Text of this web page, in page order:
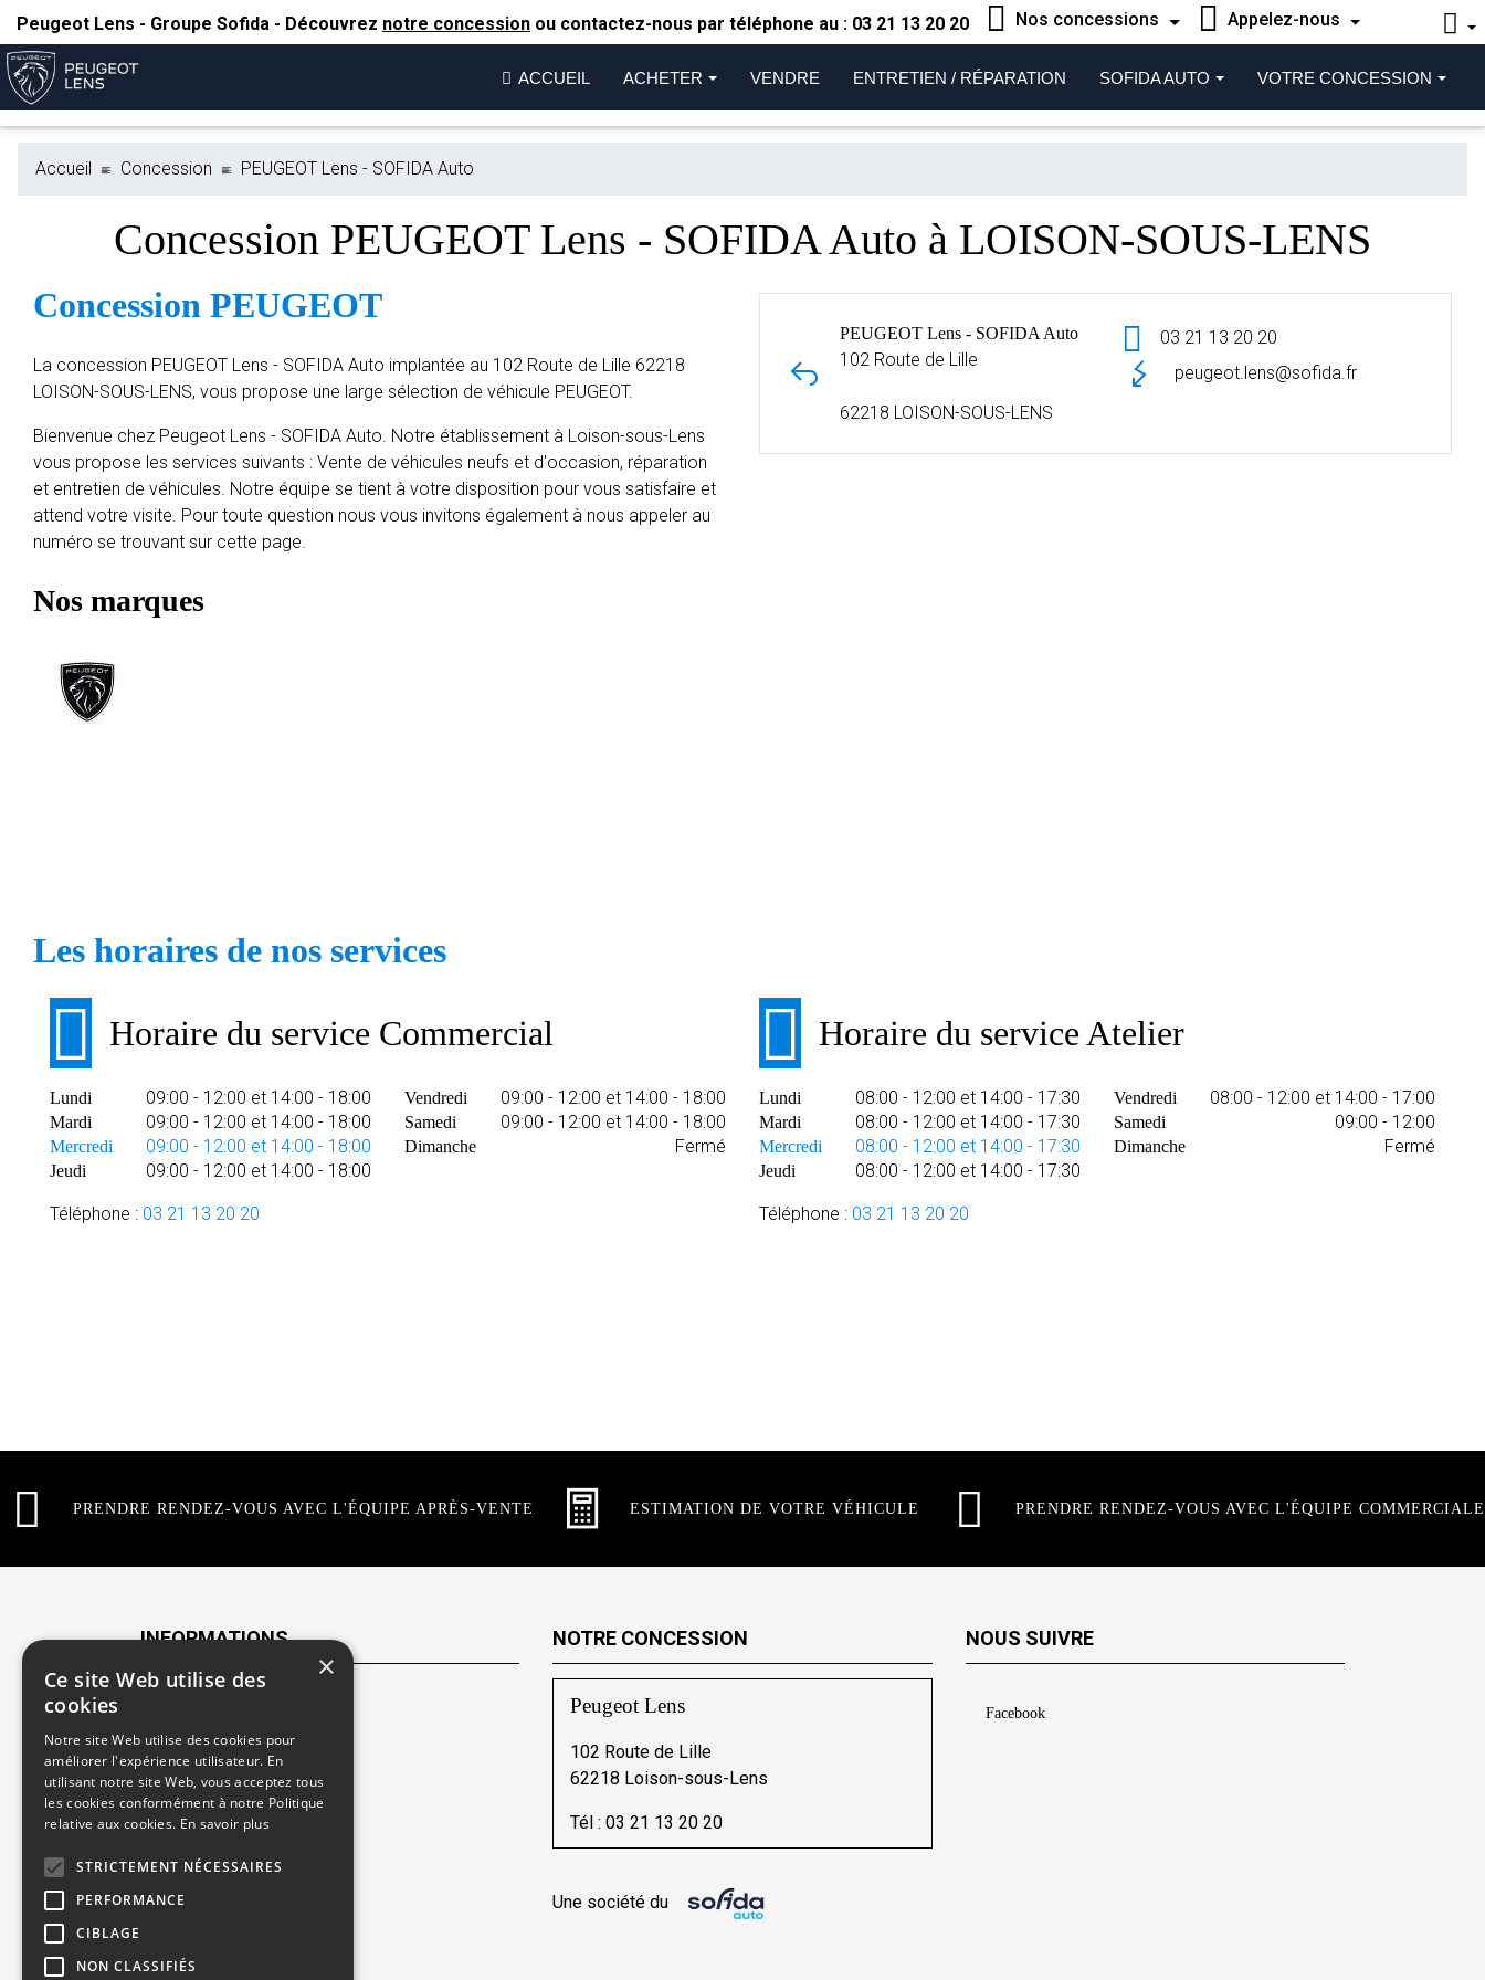
Peugeot Lens - Groupe Sofida - Découvrez notre concession ou contactez-nous par téléphone au : 03 21 13 20 20 Nos concessions Appelez-nous
ACCUEIL ACHETER VENDRE ENTRETIEN / RÉPARATION SOFIDA AUTO VOTRE CONCESSION
Accueil Concession PEUGEOT Lens - SOFIDA Auto
Concession PEUGEOT Lens - SOFIDA Auto à LOISON-SOUS-LENS
PEUGEOT Lens - SOFIDA Auto
102 Route de Lille
62218 LOISON-SOUS-LENS
03 21 13 20 20
peugeot.lens@sofida.fr
Concession PEUGEOT
La concession PEUGEOT Lens - SOFIDA Auto implantée au 102 Route de Lille 62218
LOISON-SOUS-LENS, vous propose une large sélection de véhicule PEUGEOT.
Bienvenue chez Peugeot Lens - SOFIDA Auto. Notre établissement à Loison-sous-Lens
vous propose les services suivants : Vente de véhicules neufs et d'occasion, réparation
et entretien de véhicules. Notre équipe se tient à votre disposition pour vous satisfaire et
attend votre visite. Pour toute question nous vous invitons également à nous appeler au
numéro se trouvant sur cette page.
Nos marques
Les horaires de nos services
Horaire du service Commercial
Lundi 09:00 - 12:00 et 14:00 - 18:00
Mardi 09:00 - 12:00 et 14:00 - 18:00
Mercredi 09:00 - 12:00 et 14:00 - 18:00
Jeudi 09:00 - 12:00 et 14:00 - 18:00
Vendredi 09:00 - 12:00 et 14:00 - 18:00
Samedi 09:00 - 12:00 et 14:00 - 18:00
Dimanche Fermé
Téléphone : 03 21 13 20 20
Horaire du service Atelier
Lundi 08:00 - 12:00 et 14:00 - 17:30
Mardi 08:00 - 12:00 et 14:00 - 17:30
Mercredi 08:00 - 12:00 et 14:00 - 17:30
Jeudi 08:00 - 12:00 et 14:00 - 17:30
Vendredi 08:00 - 12:00 et 14:00 - 17:00
Samedi 09:00 - 12:00
Dimanche Fermé
Téléphone : 03 21 13 20 20
PRENDRE RENDEZ-VOUS AVEC L'ÉQUIPE APRÈS-VENTE ESTIMATION DE VOTRE VÉHICULE PRENDRE RENDEZ-VOUS AVEC L'ÉQUIPE COMMERCIALE
INFORMATIONS
Recrutement
Rendez-vous atelier
Mentions légales
NOTRE CONCESSION
Peugeot Lens
102 Route de Lille
62218 Loison-sous-Lens
Tél :03 21 13 20 20
Une société du
NOUS SUIVRE
Facebook
×
Ce site Web utilise des
cookies
Notre site Web utilise des cookies pour
améliorer l'expérience utilisateur. En
utilisant notre site Web, vous acceptez tous
les cookies conformément à notre Politique
relative aux cookies. En savoir plus
STRICTEMENT NÉCESSAIRES
PERFORMANCE
CIBLAGE
NON CLASSIFIÉS